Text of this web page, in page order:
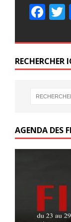
F
e
b
o
o
RECHERCHER
AGENDA DES